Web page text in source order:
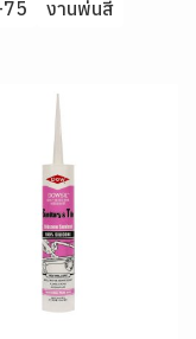
75 งานพ่นสี